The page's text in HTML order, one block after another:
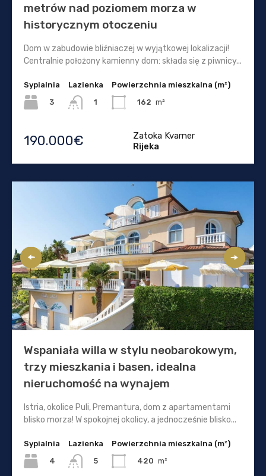
metrów nad poziomem morza w
historycznym otoczeniu
Dom w zabudowie bliźniaczej w wyjątkowej lokalizacji!
Centralnie położony kamienny dom: składa się z piwnicy...
Sypialnia
3
Lazienka
1
Powierzchnia mieszkalna (m²)
162 m²
190.000€
Zatoka Kvarner
Rijeka
Wspaniała willa w stylu neobarokowym,
trzy mieszkania i basen, idealna
nieruchomość na wynajem
Istria, okolice Puli, Premantura, dom z apartamentami
blisko morza! W spokojnej okolicy, a jednocześnie blisko...
Sypialnia
4
Lazienka
5
Powierzchnia mieszkalna (m²)
420 m²